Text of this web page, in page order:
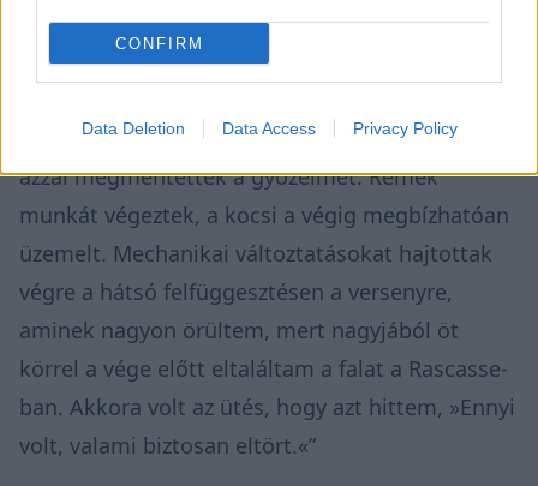
CONFIRM
Data Deletion Data Access Privacy Policy
„Amit a csapat az autóval csinált a verseny előtt,
azzal megmentették a győzelmet. Remek
munkát végeztek, a kocsi a végig megbízhatóan
üzemelt. Mechanikai változtatásokat hajtottak
végre a hátsó felfüggesztésen a versenyre,
aminek nagyon örültem, mert nagyjából öt
körrel a vége előtt eltaláltam a falat a Rascasse-
ban. Akkora volt az ütés, hogy azt hittem, »Ennyi
volt, valami biztosan eltört.«”